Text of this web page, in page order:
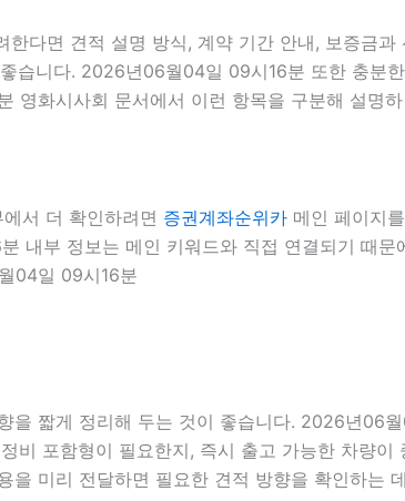
다면 견적 설명 방식, 계약 기간 안내, 보증금
습니다. 2026년06월04일 09시16분 또한 충분
화시사회 문서에서 이런 항목을 구분해 설명
서 더 확인하려면 증권계좌순위카 메인 페이지
내부 정보는 메인 키워드와 직접 연결되기 때
04일 09시16분
을 짧게 정리해 두는 것이 좋습니다. 2026년06
비 포함형이 필요한지, 즉시 출고 가능한 차량
미리 전달하면 필요한 견적 방향을 확인하는